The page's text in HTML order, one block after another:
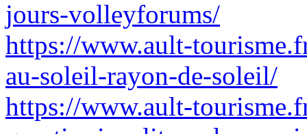
jours-volleyforums/
https://www.ault-
au-soleil-rayon-de-soleil/
https://www.ault-